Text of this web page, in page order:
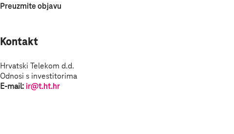
Preuzmite objavu
Kontakt
Hrvatski Telekom d.d.
Odnosi s investitorima
E-mail: ir@t.ht.hr